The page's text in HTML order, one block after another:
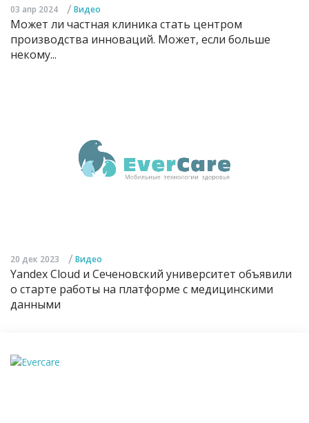
03 апр 2024 / Видео
Может ли частная клиника стать центром
производства инноваций. Может, если больше
некому...
20 дек 2023 / Видео
Yandex Cloud и Сеченовский университет объявили
о старте работы на платформе с медицинскими
данными